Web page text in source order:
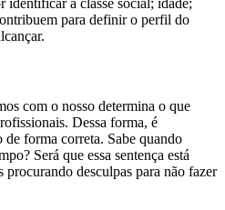
para definir o perfil do
com o nosso determina o que
Dessa forma, é
forma correta. Sabe quando
Será que essa sentença está
procurando desculpas para não fazer